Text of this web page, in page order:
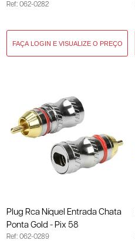
Ref: 062-0282
Plug Rca Níquel Entrada Chata
Ponta Gold - Pix 58
Ref: 062-0289